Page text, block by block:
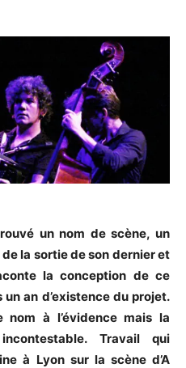
un nom de scène, un
la sortie de son dernier et
la conception de ce
an d’existence du projet.
à l’évidence mais la
Travail qui
à Lyon sur la scène d’A